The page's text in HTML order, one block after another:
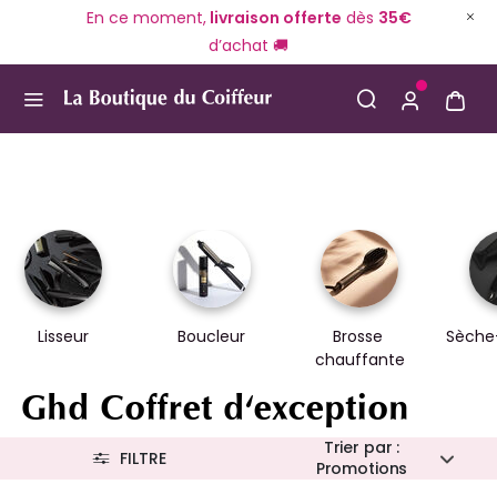
En ce moment,livraison offerte dès 35€
d’achat 🚚
Lisseur Boucleur
Brosse
chauffante
Ghd Coffret d'exception
Trier par :
Promotions
FILTRE